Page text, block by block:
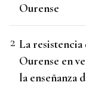
Ourense
La resistencia
Ourense en
la enseñanza